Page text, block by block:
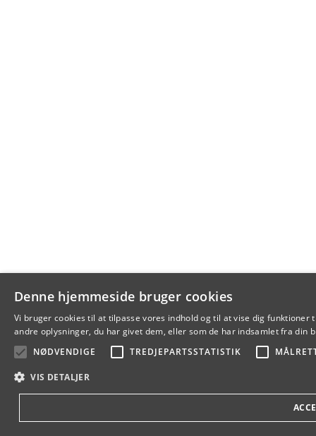
Denne hjemmeside bruger cookies
Vi bruger cookies til at tilpasse vores indhold og til at vise dig
andre oplysninger, du har givet dem, eller som de har indsamlet fra din
NØDVENDIGE
TREDJEPARTSSTATISTIK
VIS DETALJER